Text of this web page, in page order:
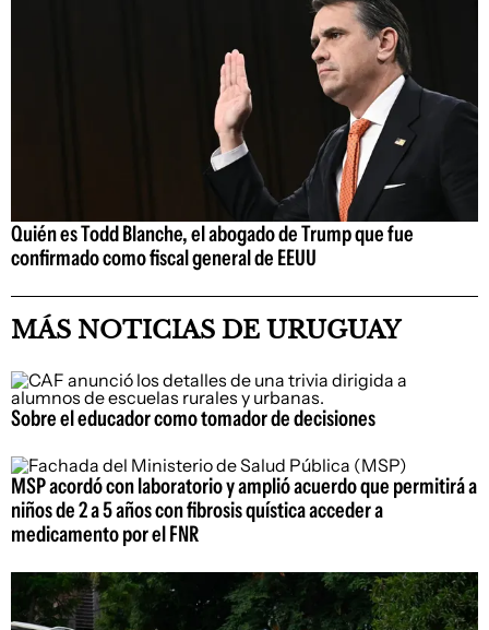
Quién es Todd Blanche, el abogado de Trump que fue
confirmado como fiscal general de EEUU
MÁS NOTICIAS DE URUGUAY
Sobre el educador como tomador de decisiones
MSP acordó con laboratorio y amplió acuerdo que permitirá a
niños de 2 a 5 años con fibrosis quística acceder a
medicamento por el FNR